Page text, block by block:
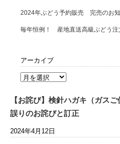
2024年ぶどう予約販売 完売のお
毎年恒例！ 産地直送高級ぶどう注
アーカイブ
【お詫び】検針ハガキ（ガス
誤りのお詫びと訂正
2024年4月12日